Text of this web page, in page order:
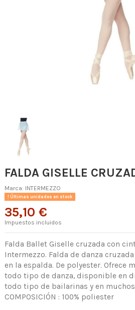
FALDA GISELLE
Marca: INTERMEZZO
Últimas unidades en stock
35,10 €
Impuestos incluidos
Falda Ballet Giselle cruzada con
Intermezzo. Falda de danza
en la espalda. De polyester. Ofrece
todo tipo de danza, disponible en
todo tipo de bailarinas y en
COMPOSICIÓN : 100% poliester